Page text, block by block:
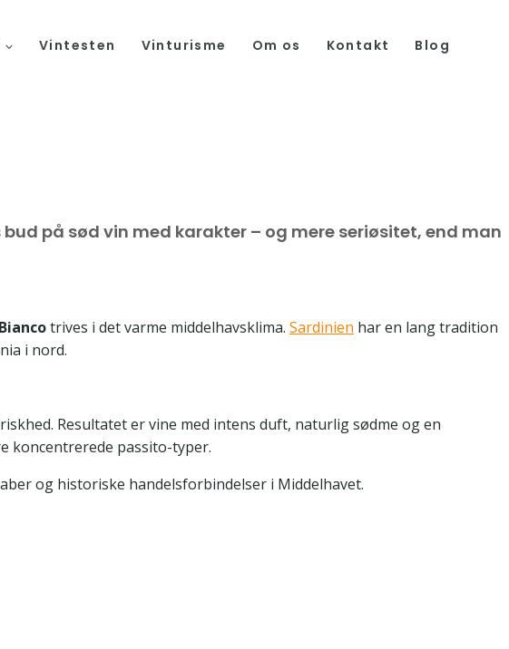
Vintesten Vinturisme Om os Kontakt Blog
på sød vin med karakter – og mere seriøsitet, end man
trives i det varme middelhavsklima. Sardinien har en lang tradition
i nord.
Resultatet er vine med intens duft, naturlig sødme og en
koncentrerede passito-typer.
og historiske handelsforbindelser i Middelhavet.